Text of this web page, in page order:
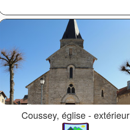
Coussey, église - extérieur